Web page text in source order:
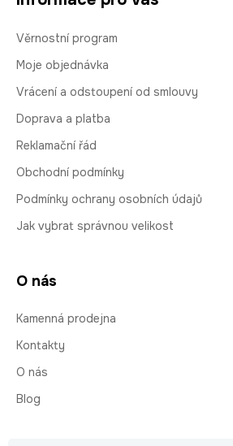
Věrnostní program
Moje objednávka
Vrácení a odstoupení od smlouvy
Doprava a platba
Reklamační řád
Obchodní podmínky
Podmínky ochrany osobních údajů
Jak vybrat správnou velikost
O nás
Kamenná prodejna
Kontakty
O nás
Blog